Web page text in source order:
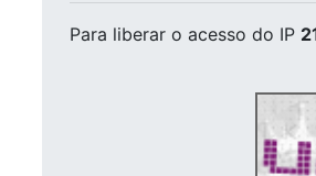
Para liberar o acesso do IP